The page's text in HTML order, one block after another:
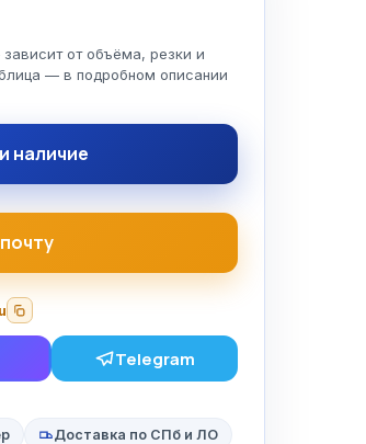
от объёма, резки и
— в подробном описании
наличие
Telegram
Доставка по СПб и ЛО